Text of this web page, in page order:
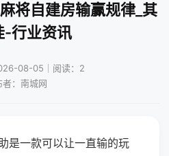
将自建房输赢规律_其
-行业资讯
08-05｜阅读：2
者：南城网
是一款可以让一直输的玩